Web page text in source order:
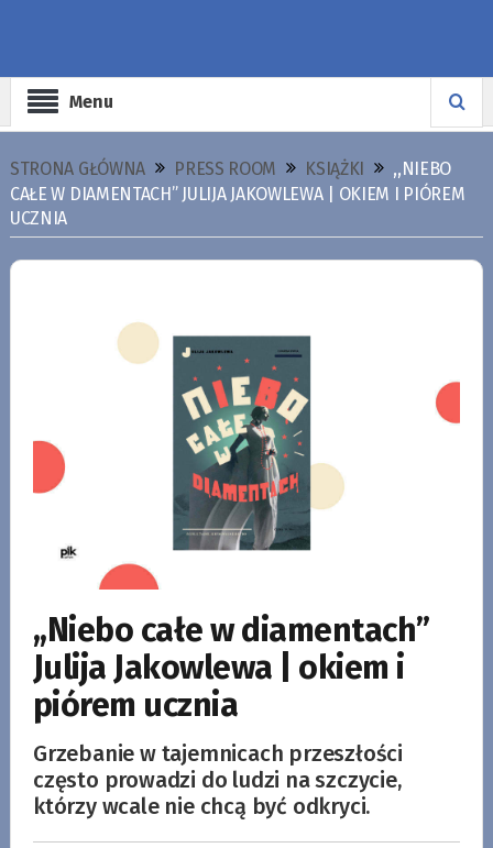
Menu
STRONA GŁÓWNA PRESS ROOM KSIĄŻKI
,,NIEBO
CAŁE W DIAMENTACH” JULIJA JAKOWLEWA | OKIEM I PIÓREM
UCZNIA
,,Niebo całe w diamentach”
Julija Jakowlewa | okiem i
piórem ucznia
Grzebanie w tajemnicach przeszłości
często prowadzi do ludzi na szczycie,
którzy wcale nie chcą być odkryci.